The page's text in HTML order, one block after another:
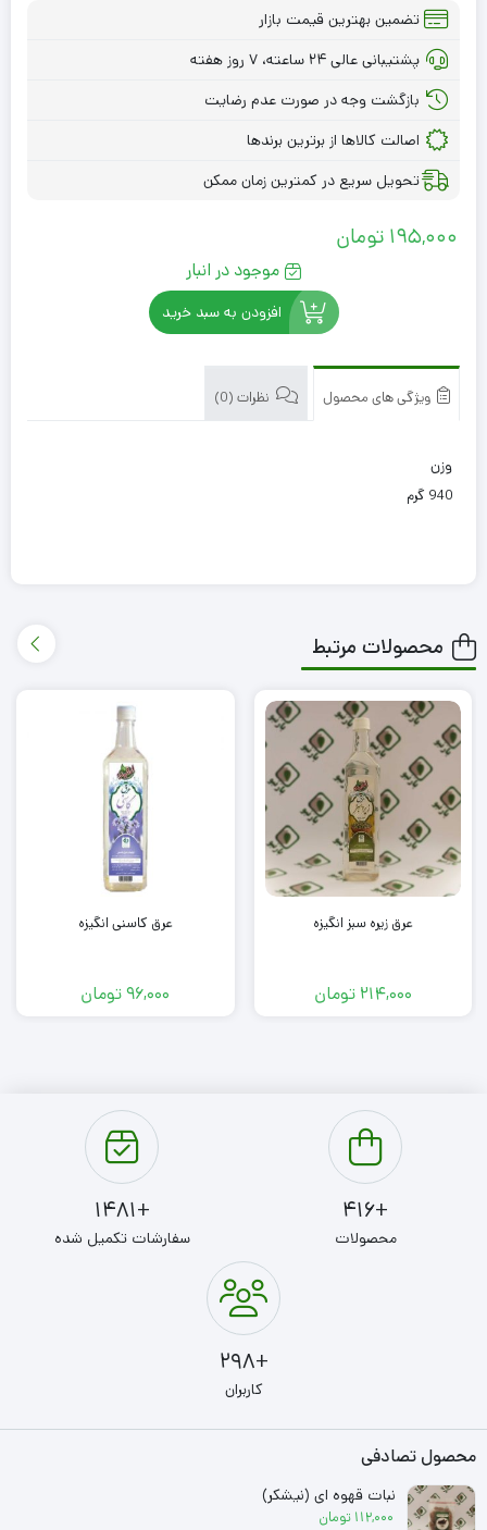
تضمین بهترین قیمت بازار
پشتیبانی عالی ۲۴ ساعته، ۷ روز هفته
بازگشت وجه در صورت عدم رضایت
اصالت کالاها از برترین برندها
تحویل سریع در کمترین زمان ممکن
195,000 تومان
موجود در انبار
افزودن به سبد خرید
ویژگی های محصول نظرات (0)
وزن
940 گرم
محصولات مرتبط
عرق زیره سبز انگیزه
214,000 تومان
عرق کاسنی انگیزه
96,000تومان
+416
محصولات
+1481
سفارشات تکمیل شده
+298
کاربران
محصول تصادفی
نبات قهوه ای (نیشکر)
112,000 تومان